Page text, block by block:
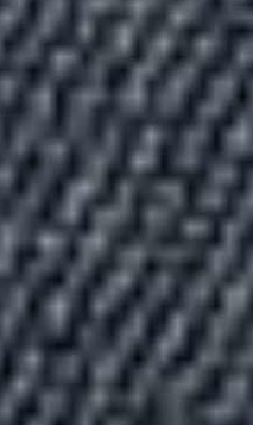
TUTTI I PRODOTTI